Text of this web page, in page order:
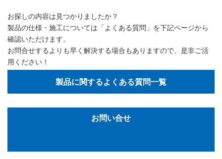
お探しの内容は見つかりましたか？
製品の仕様・施工については「よくある質問」を下記ページから
確認いただけます。
お問合せするよりも早く解決する場合もありますので、是非ご活
用ください！
製品に関するよくある質問一覧
お問い合せ